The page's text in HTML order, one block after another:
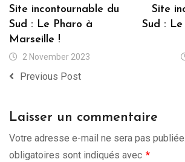
Site incontournable du
Sud : Le Pharo à
Marseille !
2 November 2023
Previous Post
Site
Sud :
Laisser un commentaire
Votre adresse e-mail ne sera pas publiée.
obligatoires sont indiqués avec *